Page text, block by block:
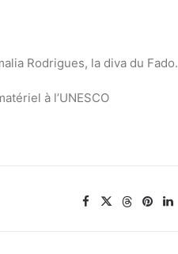
Rodrigues, la diva du Fado.
à l’UNESCO